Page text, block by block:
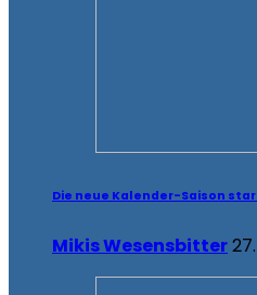
Die neue Kalender-Saison
Mikis Wesensbitter